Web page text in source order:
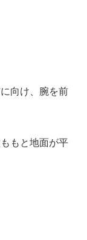
向け、腕を前
もと地面が平